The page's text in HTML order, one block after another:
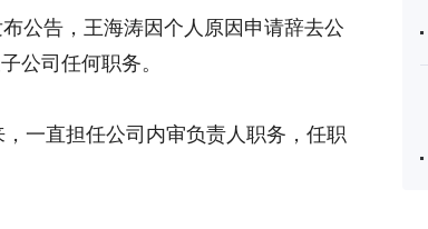
公告，王海涛因个人原因申请辞去公
公司任何职务。
一直担任公司内审负责人职务，任职